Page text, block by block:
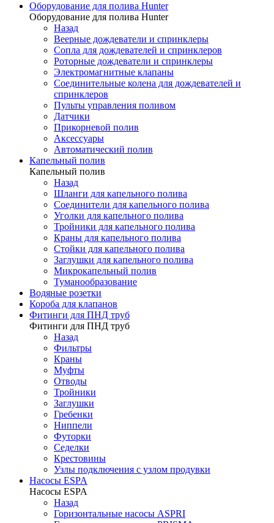
Оборудование для полива Hunter
Оборудование для полива Hunter
Назад
Веерные дождеватели и спринклеры
Сопла для дождевателей и спринклеров
Роторные дождеватели и спринклеры
Электромагнитные клапаны
Соединительные колена для дождевателей и
спринклеров
Пульты управления поливом
Датчики
Прикорневой полив
Аксессуары
Автоматический полив
Капельный полив
Капельный полив
Назад
Шланги для капельного полива
Соединители для капельного полива
Уголки для капельного полива
Тройники для капельного полива
Краны для капельного полива
Стойки для капельного полива
Заглушки для капельного полива
Микрокапельный полив
Туманообразование
Водяные розетки
Короба для клапанов
Фитинги для ПНД труб
Фитинги для ПНД труб
Назад
Фильтры
Краны
Муфты
Отводы
Тройники
Заглушки
Гребенки
Ниппели
Футорки
Седелки
Крестовины
Узлы подключения с узлом продувки
Насосы ESPA
Насосы ESPA
Назад
Горизонтальные насосы ASPRI